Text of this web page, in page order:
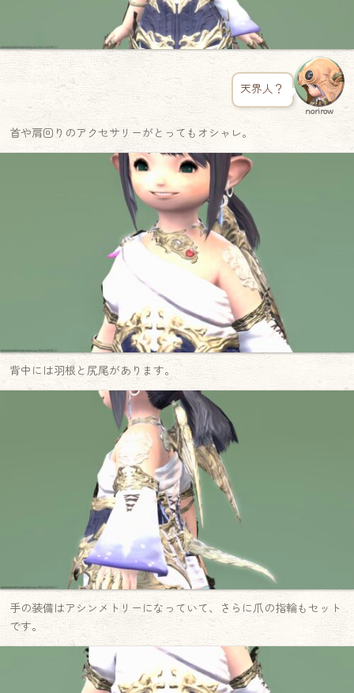
天界人？
norirow
首や肩回りのアクセサリーがとってもオシャレ。
背中には羽根と尻尾があります。
手の装備はアシンメトリーになっていて、さらに爪の指輪もセット
です。